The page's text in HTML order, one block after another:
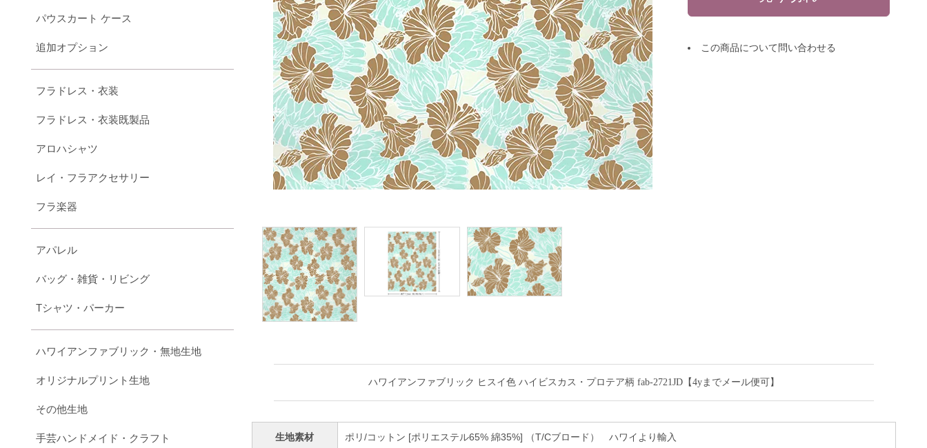
この商品について問い合わせる
ハワイアンファブリック ヒスイ色 ハイビスカス・プロテア柄 fab-2721JD【4yまでメール便可】
生地素材 ポリ/コットン [ポリエステル65% 綿35%] （T/Cブロード） ハワイより輸入
パウスカート ケース
追加オプション
フラドレス・衣装
フラドレス・衣装既製品
アロハシャツ
レイ・フラアクセサリー
フラ楽器
アパレル
バッグ・雑貨・リビング
Tシャツ・パーカー
ハワイアンファブリック・無地生地
オリジナルプリント生地
その他生地
手芸ハンドメイド・クラフト